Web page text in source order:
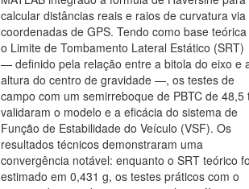
calcular distâncias reais e raios de curvatura via
coordenadas de GPS. Tendo como base teórica
o Limite de Tombamento Lateral Estático (SRT)
— definido pela relação entre a bitola do eixo e
altura do centro de gravidade —, os testes de
campo com um semirreboque de PBTC de 48,5
validaram o modelo e a eficácia do sistema de
Função de Estabilidade do Veículo (VSF). Os
resultados técnicos demonstraram uma
convergência notável: enquanto o SRT teórico
estimado em 0,431 g, os testes práticos com o